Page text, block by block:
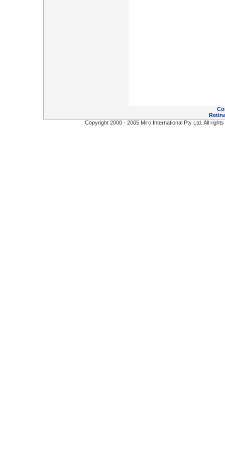
Copyright 2000 - 2005 Miro International Pty Ltd. All